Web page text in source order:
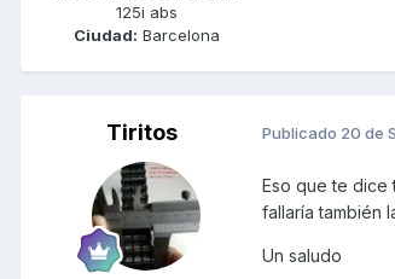
125i abs
Ciudad: Barcelona
Tiritos Publicado 20 de
Eso que te dice
fallaría también
Un saludo